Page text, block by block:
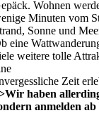
Wohnen
Minuten vom
Sonne und
eine
weitere tolle
Zeit
haben
anmelden